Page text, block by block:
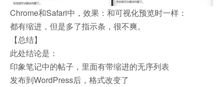
Chrome和Safari中，效果：和可视化预览时一样：
都有缩进，但是多了指示条，很不爽。
【总结】
此处结论是：
印象笔记中的帖子，里面有带缩进的无序列表
发布到WordPress后，格式改变了